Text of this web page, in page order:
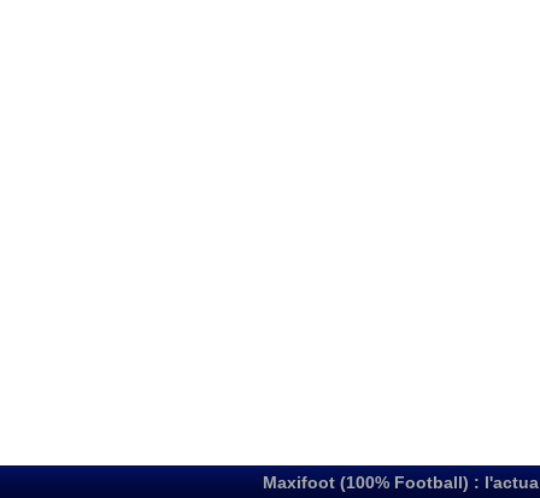
Maxifoot (100% Football) :